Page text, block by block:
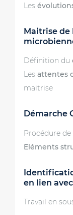
Les
Maitrise
Définition du
Lesattentes
maitrise
Démarche
Procédure de
Eléments
en lien
Travail en